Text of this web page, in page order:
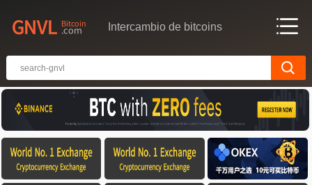
Intercambio de bitcoins